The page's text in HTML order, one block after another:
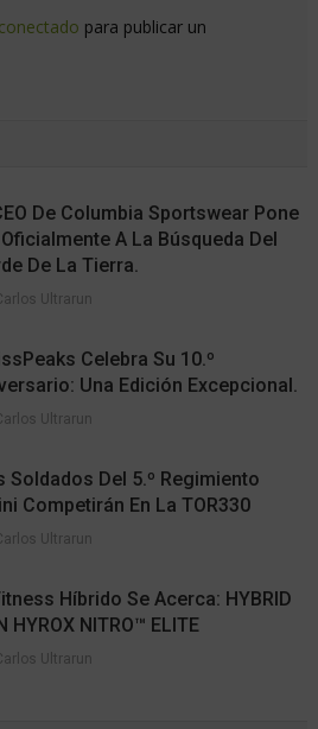
conectado para publicar un
De Columbia Sportswear Pone
A La Búsqueda Del
De La Tierra.
Ultrarun
Celebra Su 10.º
Una Edición Excepcional.
Ultrarun
Soldados Del 5.º Regimiento
Competirán En La TOR330
Ultrarun
Híbrido Se Acerca: HYBRID
HYROX NITRO™ ELITE
Ultrarun